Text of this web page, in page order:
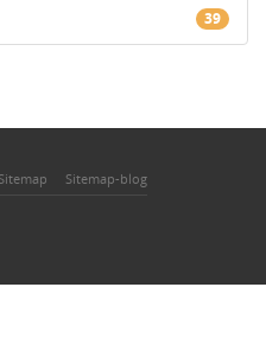
39
Sitemap Sitemap-blog